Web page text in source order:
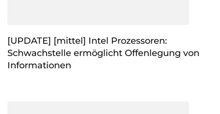
[UPDATE] [mittel] Intel Prozessoren:
Schwachstelle ermöglicht Offenlegung von
Informationen